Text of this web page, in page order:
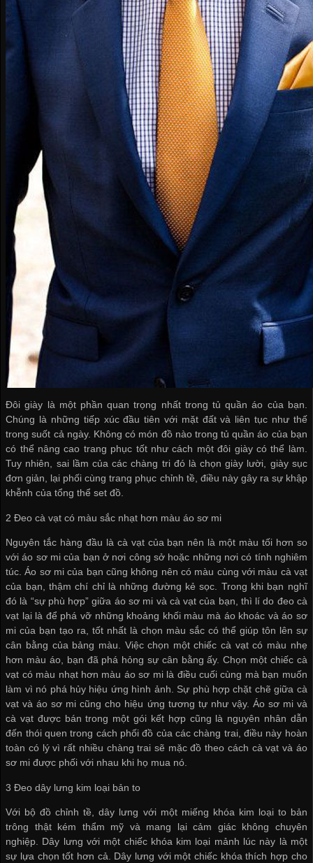
Đôi giày là một phần quan trọng nhất trong tủ quần áo của bạn.
Chúng là những tiếp xúc đầu tiên với mặt đất và liên tục như thế
trong suốt cả ngày. Không có món đồ nào trong tủ quần áo của bạn
có thể nâng cao trang phục tốt như cách một đôi giày có thể làm.
Tuy nhiên, sai lầm của các chàng tri đó là chọn giày lười, giày sục
đơn giản, lại phối cùng trang phục chỉnh tề, điều này gây ra sự khập
khễnh của tổng thể set đồ.
2 Đeo cà vạt có màu sắc nhạt hơn màu áo sơ mi
Nguyên tắc hàng đầu là cà vạt của bạn nên là một màu tối hơn so
với áo sơ mi của bạn ở nơi công sở hoặc những nơi có tính nghiêm
túc. Áo sơ mi của bạn cũng không nên có màu cùng với màu cà vạt
của bạn, thậm chí chỉ là những đường kẻ sọc. Trong khi bạn nghĩ
đó là “sự phù hợp” giữa áo sơ mi và cà vạt của bạn, thì lí do đeo cà
vạt lại là để phá vỡ những khoảng khối màu mà áo khoác và áo sơ
mi của bạn tạo ra, tốt nhất là chọn màu sắc có thể giúp tôn lên sự
cân bằng của bảng màu. Việc chọn một chiếc cà vạt có màu nhẹ
hơn màu áo, bạn đã phá hỏng sự cân bằng ấy. Chọn một chiếc cà
vạt có màu nhạt hơn màu áo sơ mi là điều cuối cùng mà bạn muốn
làm vì nó phá hủy hiệu ứng hình ảnh. Sự phù hợp chặt chẽ giữa cà
vạt và áo sơ mi cũng cho hiệu ứng tương tự như vậy. Áo sơ mi và
cà vạt được bán trong một gói kết hợp cũng là nguyên nhân dẫn
đến thói quen trong cách phối đồ của các chàng trai, điều này hoàn
toàn có lý vì rất nhiều chàng trai sẽ mặc đồ theo cách cà vạt và áo
sơ mi được phối với nhau khi họ mua nó.
3 Đeo dây lưng kim loại bản to
Với bộ đồ chỉnh tề, dây lưng với một miếng khóa kim loại to bản
trông thật kém thẩm mỹ và mang lại cảm giác không chuyên
nghiệp. Dây lưng với một chiếc khóa kim loại mảnh lúc này là một
sự lựa chọn tốt hơn cả. Dây lưng với một chiếc khóa thích hợp cho